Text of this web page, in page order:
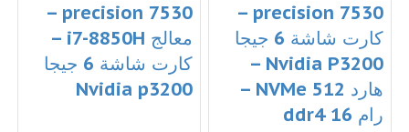
precision 7530 –
كارت شاشة 6 جيجا
Nvidia P3200 –
هارد 512 NVMe –
رام 16 ddr4
precision 7530 –
معالج i7-8850H –
كارت شاشة 6 جيجا
Nvidia p3200